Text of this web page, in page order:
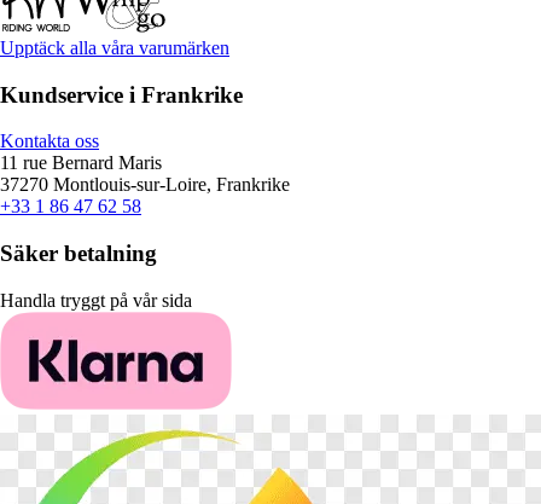
Upptäck alla våra varumärken
Kundservice i Frankrike
Kontakta oss
11 rue Bernard Maris
37270 Montlouis-sur-Loire, Frankrike
+33 1 86 47 62 58
Säker betalning
Handla tryggt på vår sida